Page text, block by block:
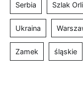
Serbia Szlak
Ukraina
Zamek śląskie